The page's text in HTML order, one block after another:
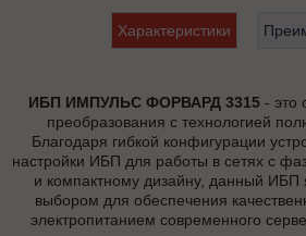
Характеристики
ИБП ИМПУЛЬС ФОРВАРД 3315 - это
преобразования с технологией
Благодаря гибкой конфигурации
настройки ИБП для работы в сетях с
и компактному дизайну, данный ИБП
выбором для обеспечения
электропитанием современного